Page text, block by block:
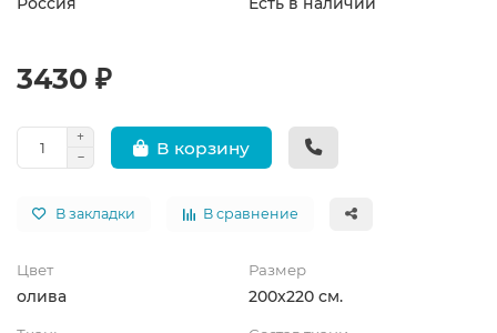
3430 ₽
В корзину
В закладки В сравнение
Цвет
олива
Размер
200x220 см.